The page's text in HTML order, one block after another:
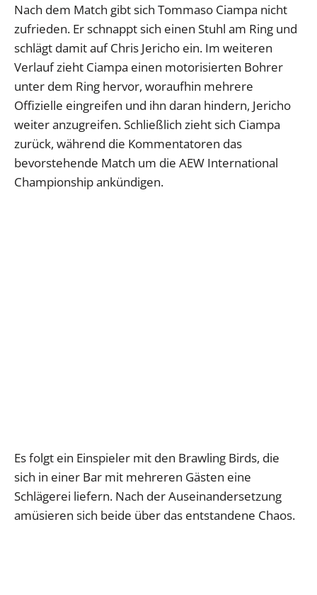
Nach dem Match gibt sich Tommaso Ciampa nicht
zufrieden. Er schnappt sich einen Stuhl am Ring und
schlägt damit auf Chris Jericho ein. Im weiteren
Verlauf zieht Ciampa einen motorisierten Bohrer
unter dem Ring hervor, woraufhin mehrere
Offizielle eingreifen und ihn daran hindern, Jericho
weiter anzugreifen. Schließlich zieht sich Ciampa
zurück, während die Kommentatoren das
bevorstehende Match um die AEW International
Championship ankündigen.
Es folgt ein Einspieler mit den Brawling Birds, die
sich in einer Bar mit mehreren Gästen eine
Schlägerei liefern. Nach der Auseinandersetzung
amüsieren sich beide über das entstandene Chaos.